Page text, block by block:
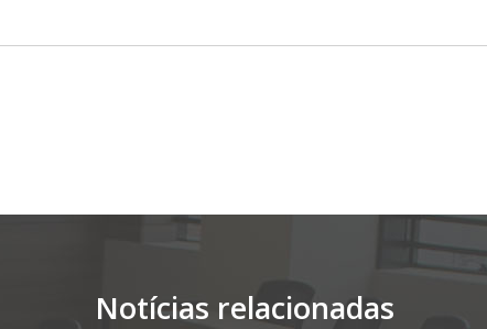
Notícias relacionadas